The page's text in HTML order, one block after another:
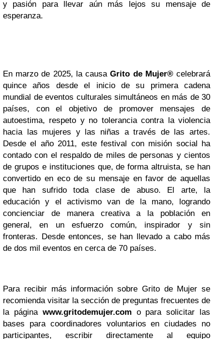
y pasión para llevar aún más lejossu mensaje de
esperanza.
En marzo de 2025, la causaGrito de Mujer®celebrará
quince años desde el inicio de su primera cadena
mundial de eventos culturales simultáneos en más de 30
países, con el objetivo de promover mensajes de
autoestima, respeto y no tolerancia contra la violencia
hacia las mujeres y las niñas a través de las artes.
Desde el año 2011, este festival con misión social ha
contado con el respaldo de miles de personas y cientos
de grupos e instituciones que, de forma altruista, se han
convertido en eco de su mensaje en favor de aquellas
que han sufrido toda clase de abuso. El arte, la
educación y el activismo van de la mano, logrando
concienciar de manera creativa a la población en
general, en un esfuerzo común, inspirador y sin
fronteras. Desde entonces, se han llevado a cabo más
de dos mil eventos en cerca de 70 países.
Para recibir más información sobre Grito de Mujer se
recomienda visitar la sección de preguntas frecuentes de
la página www.gritodemujer.com o para solicitar las
bases para coordinadores voluntarios en ciudades no
participantes, escribir directamente al equipo